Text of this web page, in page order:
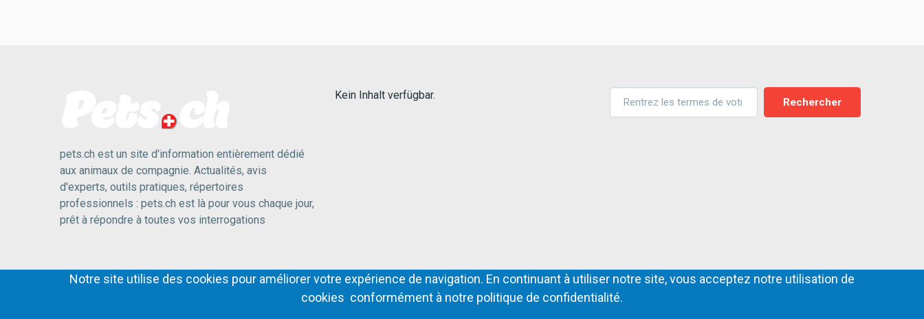
pets.ch est un site d'information entièrement dédié
aux animaux de compagnie. Actualités, avis
d'experts, outils pratiques, répertoires
professionnels : pets.ch est là pour vous chaque jour,
prêt à répondre à toutes vos interrogations
Kein Inhalt verfügbar.
Suche
Notre site utilise des cookies pour améliorer votre expérience de navigation. En continuant à utiliser notre site, vous acceptez notre utilisation de
cookies conformément à notre politique de confidentialité.